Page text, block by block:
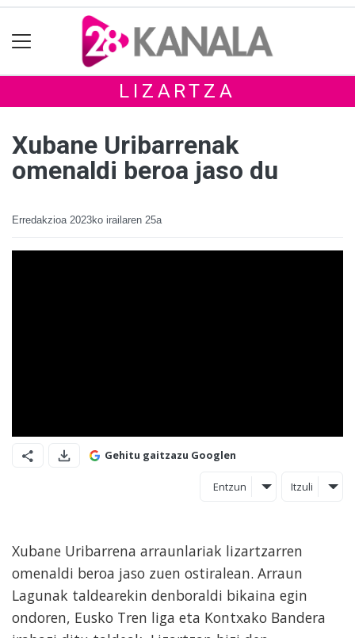
LIZARTZA
Xubane Uribarrenak
omenaldi beroa jaso du
Erredakzioa 2023ko irailaren 25a
Gehitu gaitzazu Googlen
Entzun Itzuli
Xubane Uribarrena arraunlariak lizartzarren
omenaldi beroa jaso zuen ostiralean. Arraun
Lagunak taldearekin denboraldi bikaina egin
ondoren, Eusko Tren liga eta Kontxako Bandera